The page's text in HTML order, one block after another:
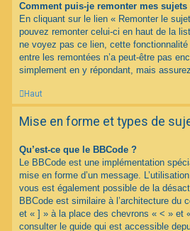
Comment puis-je remonter mes sujets
En cliquant sur le lien « Remonter le
pouvez remonter celui-ci en haut de la
ne voyez pas ce lien, cette
entre les remontées n’a peut-être pas
simplement en y répondant, mais
Haut
Mise en forme et types de
Qu’est-ce que le BBCode ?
Le BBCode est une implémentation
mise en forme d’un message.
vous est également possible de la
BBCode est similaire à l’architecture
et « ] » à la place des chevrons « < » et
consulter le guide qui est accessible